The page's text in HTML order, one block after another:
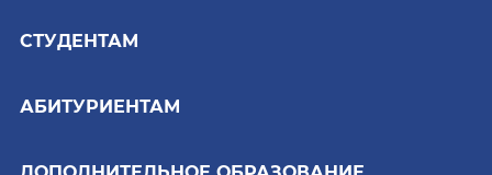
СТУДЕНТАМ
АБИТУРИЕНТАМ